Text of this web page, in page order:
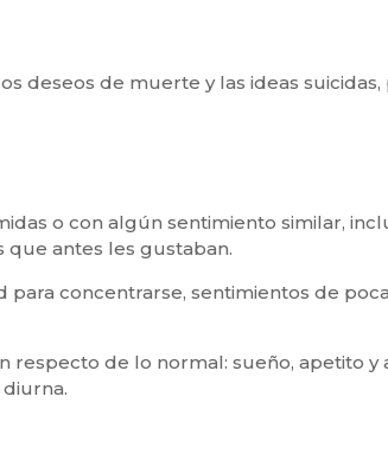
deseos de muerte y las ideas
o con algún sentimiento similar,
antes les gustaban.
concentrarse, sentimientos de
de lo normal: sueño, apetito